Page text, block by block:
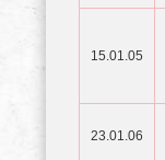
15.01.05
23.01.06